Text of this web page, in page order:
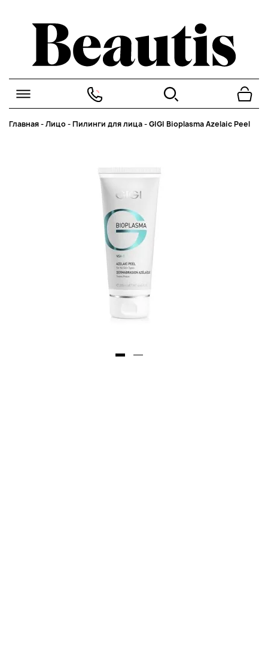
Главная-Лицо-Пилинги для лица-GIGI Bioplasma Azelaic Peel